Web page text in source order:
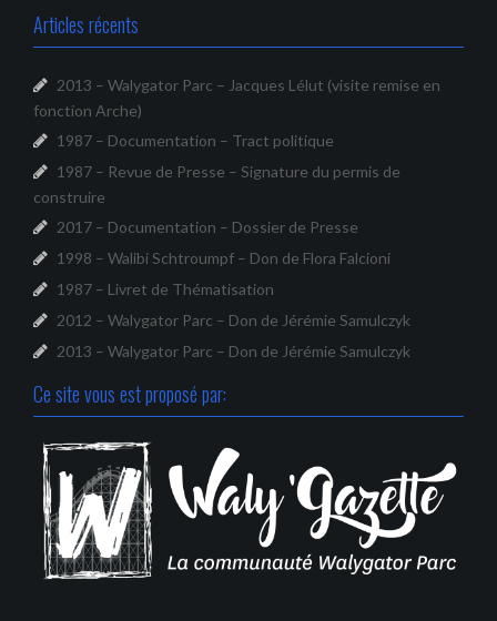
Articles récents
2013 – Walygator Parc – Jacques Lélut (visite remise en
fonction Arche)
1987 – Documentation – Tract politique
1987 – Revue de Presse – Signature du permis de
construire
2017 – Documentation – Dossier de Presse
1998 – Walibi Schtroumpf – Don de Flora Falcioni
1987 – Livret de Thématisation
2012 – Walygator Parc – Don de Jérémie Samulczyk
2013 – Walygator Parc – Don de Jérémie Samulczyk
Ce site vous est proposé par: